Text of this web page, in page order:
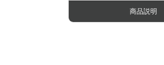
商品説明